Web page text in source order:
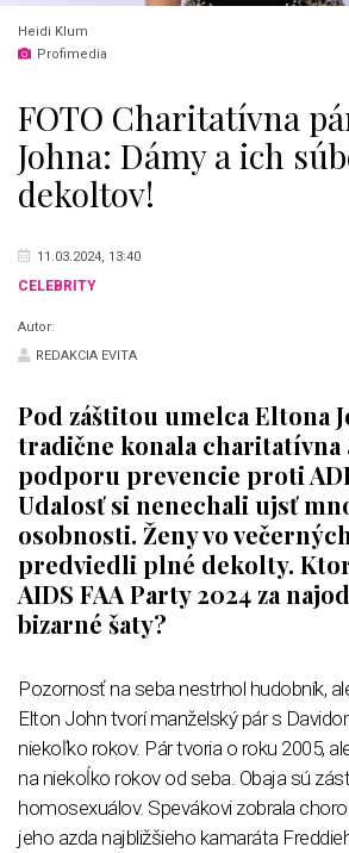
Heidi Klum
Profimedia
FOTO Charitatívna
Johna: Dámy a ich
dekoltov!
11.03.2024, 13:40
CELEBRITY
Autor:
REDAKCIA EVITA
Pod záštitou umelca Eltona
tradične konala charitatívna
podporu prevencie proti
Udalosť si nenechali ujsť
osobnosti. Ženy vo
predviedli plné dekolty.
AIDS FAA Party 2024 za
bizarné šaty?
Pozornosť na seba nestrhol hudobník,
Elton John tvorí manželský pár s
niekoľko rokov. Pár tvoria o roku 2005,
na niekoĺko rokov od seba. Obaja sú
homosexuálov. Spevákovi zobrala
jeho azda najbližšieho kamaráta